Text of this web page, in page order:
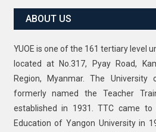
ABOUT US
YUOE is one of the 161 tertiary level
located at No.317, Pyay Road,
Region, Myanmar. The
formerly named the Teacher
established in 1931. TTC came
Education of Yangon University in